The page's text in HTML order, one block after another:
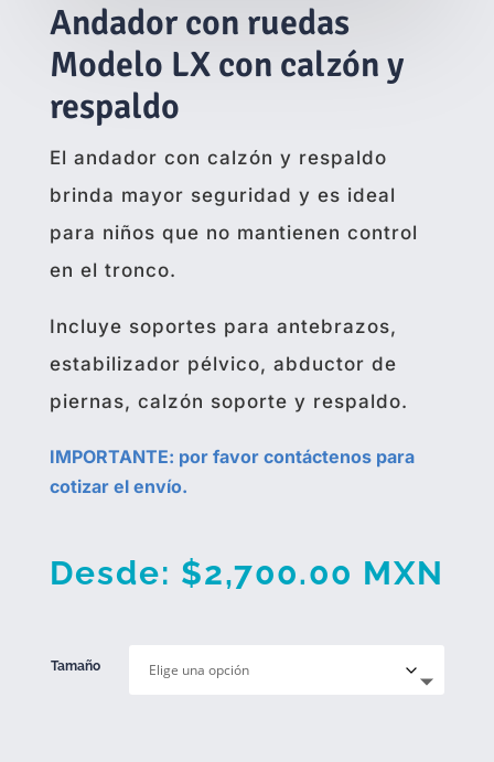
Andador con ruedas
Modelo LX con calzón y
respaldo
El andador con calzón y respaldo
brinda mayor seguridad y es ideal
para niños que no mantienen control
en el tronco.
Incluye soportes para antebrazos,
estabilizador pélvico, abductor de
piernas, calzón soporte y respaldo.
IMPORTANTE: por favor contáctenos para
cotizar el envío.
Desde: $2,700.00 MXN
Tamaño